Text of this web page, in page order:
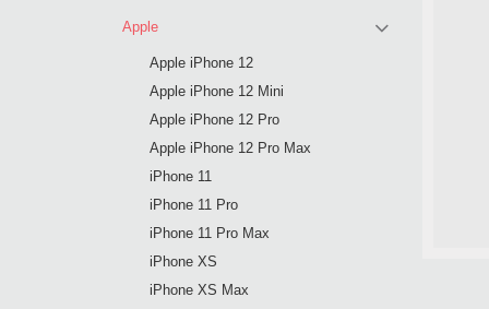
Apple
Apple iPhone 12
Apple iPhone 12 Mini
Apple iPhone 12 Pro
Apple iPhone 12 Pro Max
iPhone 11
iPhone 11 Pro
iPhone 11 Pro Max
iPhone XS
iPhone XS Max